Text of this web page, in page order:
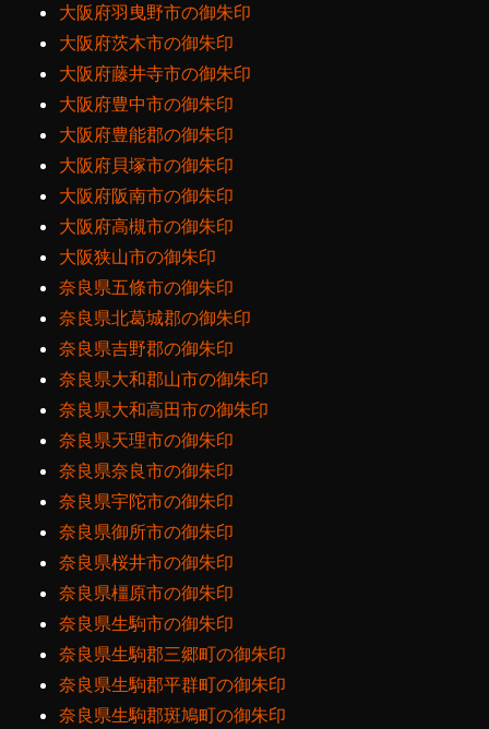
大阪府羽曳野市の御朱印
大阪府茨木市の御朱印
大阪府藤井寺市の御朱印
大阪府豊中市の御朱印
大阪府豊能郡の御朱印
大阪府貝塚市の御朱印
大阪府阪南市の御朱印
大阪府高槻市の御朱印
大阪狭山市の御朱印
奈良県五條市の御朱印
奈良県北葛城郡の御朱印
奈良県吉野郡の御朱印
奈良県大和郡山市の御朱印
奈良県大和高田市の御朱印
奈良県天理市の御朱印
奈良県奈良市の御朱印
奈良県宇陀市の御朱印
奈良県御所市の御朱印
奈良県桜井市の御朱印
奈良県橿原市の御朱印
奈良県生駒市の御朱印
奈良県生駒郡三郷町の御朱印
奈良県生駒郡平群町の御朱印
奈良県生駒郡斑鳩町の御朱印